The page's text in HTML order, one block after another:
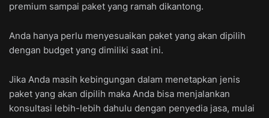
premium sampai paket yang ramah dikantong.
Anda hanya perlu menyesuaikan paket yang akan dipilih
dengan budget yang dimiliki saat ini.
Jika Anda masih kebingungan dalam menetapkan jenis
paket yang akan dipilih maka Anda bisa menjalankan
konsultasi lebih-lebih dahulu dengan penyedia jasa, mulai